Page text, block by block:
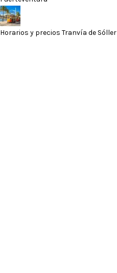
Horarios y precios Tranvía de Sóller